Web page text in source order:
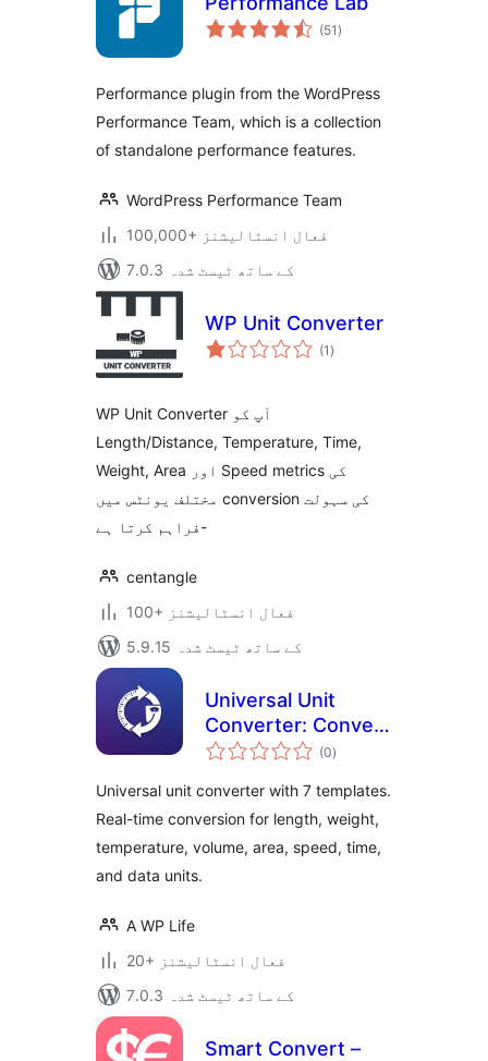
(51 مجموعی
درجہ
)
Performance plugin from the WordPress
Performance Team, which is a collection
of standalone performance features.
WordPress Performance Team
100,000+ فعال انسٹالیشنز
7.0.3 کے ساتھ ٹیسٹ شدہ
WP Unit Converter
(1 مجموعی
درجہ
)
WP Unit Converter آپ کو
Length/Distance, Temperature, Time,
Weight, Area اور Speed metrics کی
مختلف یونٹس میں conversion کی سہولت
فراہم کرتا ہے-
centangle
100+ فعال انسٹالیشنز
5.9.15 کے ساتھ ٹیسٹ شدہ
Universal Unit
Converter: Convert
Length, Weight,
Speed, and Time
(0مجموعی
درجہ
)
Universal unit converter with 7 templates.
Real-time conversion for length, weight,
temperature, volume, area, speed, time,
and data units.
A WP Life
20+ فعال انسٹالیشنز
7.0.3 کے ساتھ ٹیسٹ شدہ
Smart Convert –